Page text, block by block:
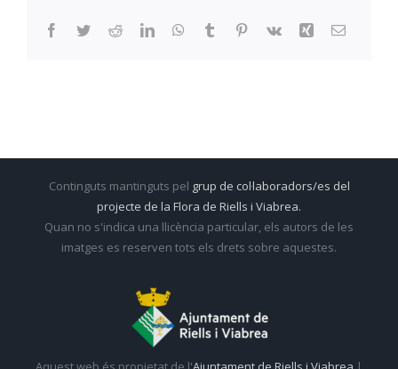
Facebook
TwitterRedditLinkedInWhatsApp
Tumblr Pinterest
Vk Xing Email:
Continguts mantinguts pel grup de col·laboradors/es del
projecte de la Flora de Riells i Viabrea.
Quan no s'indica una llicència particular, els autors de les
imatges es reserven tots els drets sobre aquestes.